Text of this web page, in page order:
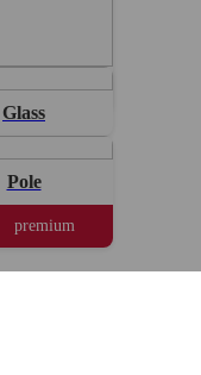
Build
Glass
Pole
premium